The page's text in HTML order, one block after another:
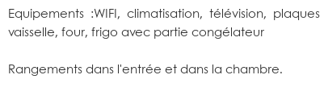
Equipements :WIFI, climatisation, télévision,
vaisselle, four, frigo avec partie congélateur
Rangements dans l'entrée et dans la chambre.